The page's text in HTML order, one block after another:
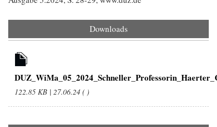
Downloads
122.85 KB | 27.06.24 ( )